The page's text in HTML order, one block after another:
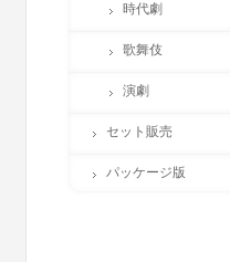
時代劇
歌舞伎
演劇
セット販売
パッケージ版